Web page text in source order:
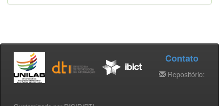
Contato
Repositório: